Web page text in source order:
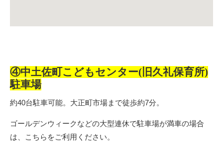
④中土佐町こどもセンター(旧久礼保育所)
駐車場
約40台駐車可能。大正町市場まで徒歩約7分。
ゴールデンウィークなどの大型連休で駐車場が満車の場合
は、こちらをご利用ください。